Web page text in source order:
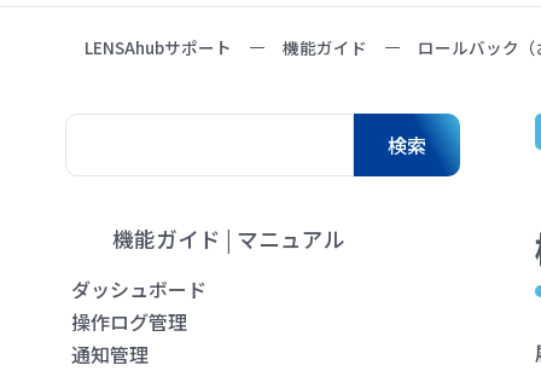
LENSAhubサポート 機能ガイド ロールバック
機能ガイド | マニュアル
ダッシュボード
操作ログ管理
通知管理